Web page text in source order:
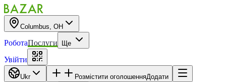
Columbus, OH
РоботаПослуги Ще
Увійти
Ukr Розмістити оголошенняДодати